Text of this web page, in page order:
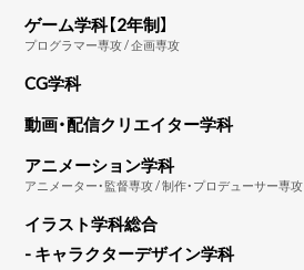
ゲーム学科【2年制】
プログラマー専攻 / 企画専攻
CG学科
動画・配信クリエイター学科
アニメーション学科
アニメーター・監督専攻 / 制作・プロデューサー専攻
イラスト学科総合
- キャラクターデザイン学科